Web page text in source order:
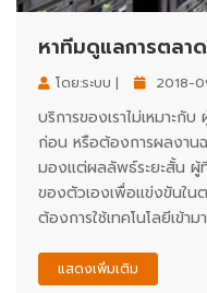
หาทีมดูแลการตลา
โดย:ระบบ | 2018-
บริการของเราไม่เหมาะกั
ก่อน หรือต้องการผลงาน
มองแต่ผลลัพธ์ระยะสั้น ผู้
ของตัวเองเพื่อแข่งขันใน
ต้องการใช้เทคโนโลยีเข้า
แสดงเพิ่มเติม